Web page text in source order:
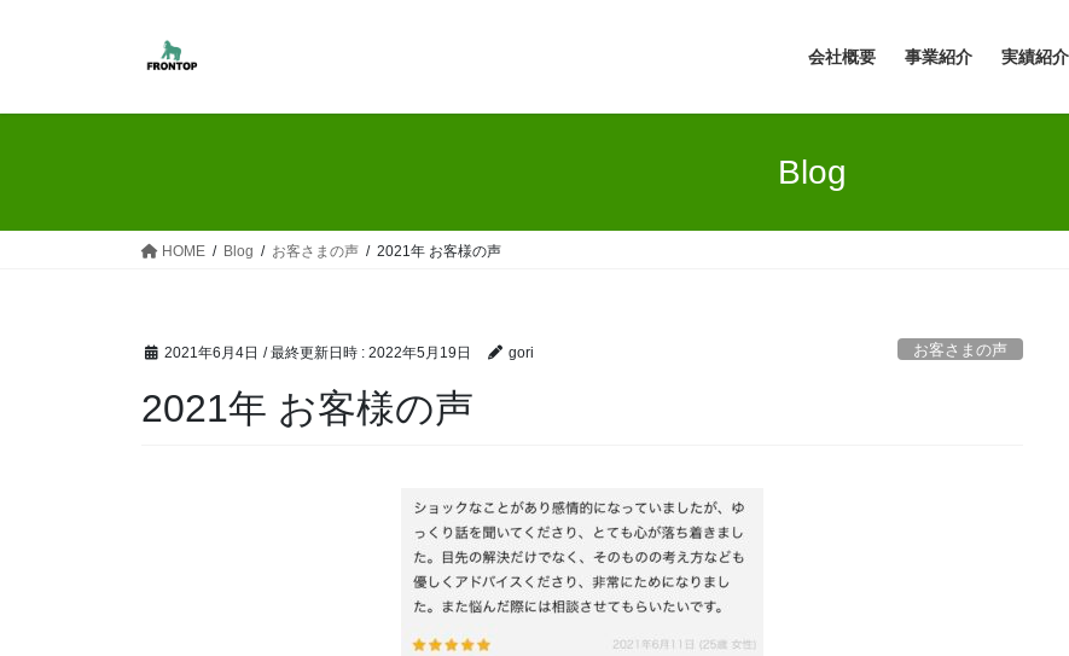
会社概要 事業紹介 実績紹介
Blog
HOME Blog お客さまの声 2021年 お客様の声
2021年6月4日 / 最終更新日時 : 2022年5月19日 gori お客さまの声
2021年 お客様の声